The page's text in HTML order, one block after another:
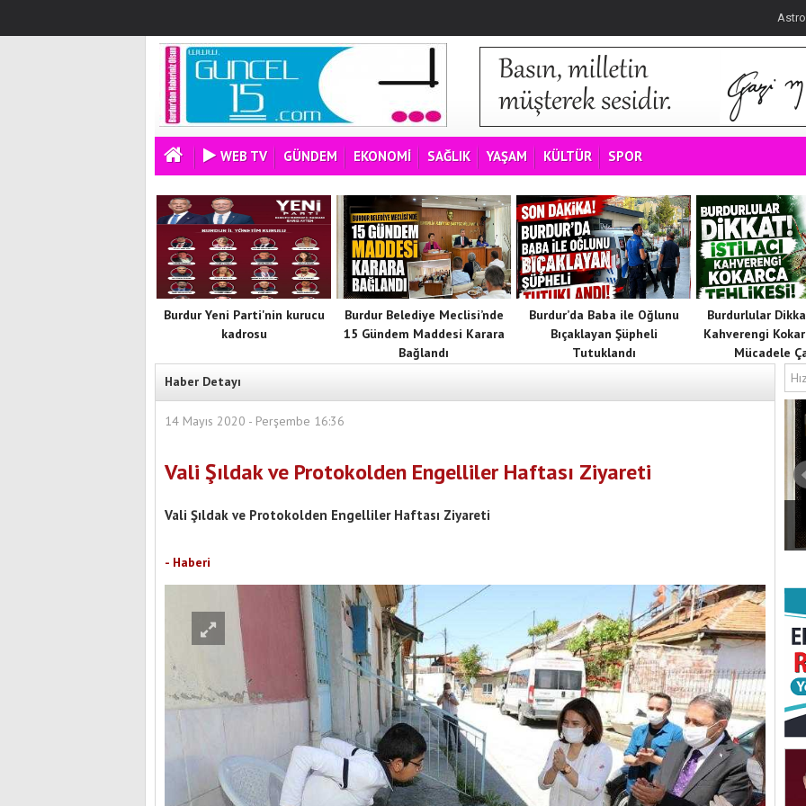
WEB TV GÜNDEM EKONOMİ SAĞLIK YAŞAM KÜLTÜR SPOR
Burdur Yeni Parti'nin kurucu
kadrosu
Burdur Belediye Meclisi’nde
15 Gündem Maddesi Karara
Bağlandı
Burdur’da Baba ile Oğlunu
Bıçaklayan Şüpheli
Tutuklandı
Burdurlular
Kahverengi
Mücadele
Haber Detayı
14 Mayıs 2020 - Perşembe 16:36
Vali Şıldak ve Protokolden Engelliler Haftası Ziyareti
Vali Şıldak ve Protokolden Engelliler Haftası Ziyareti
- Haberi
Uzman Onbaşı Hikmet Zengin Parkı